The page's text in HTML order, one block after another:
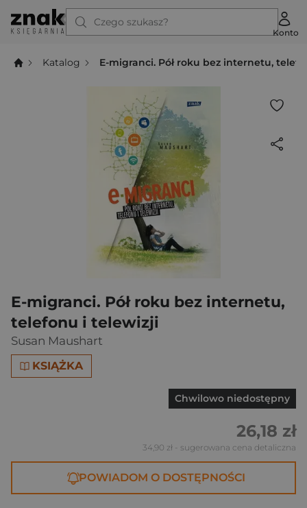
Czego szukasz?
Konto
Katalog E-migranci. Pół roku bez internetu,
E-migranci. Pół roku bez internetu,
telefonu i telewizji
Susan Maushart
KSIĄŻKA
Chwilowo niedostępny
26,18 zł
34,90 zł - sugerowana cena detaliczna
POWIADOM O DOSTĘPNOŚCI